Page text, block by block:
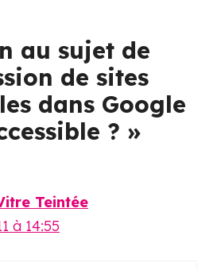
au sujet de
de sites
dans Google
? »
Teintée
à 14:55